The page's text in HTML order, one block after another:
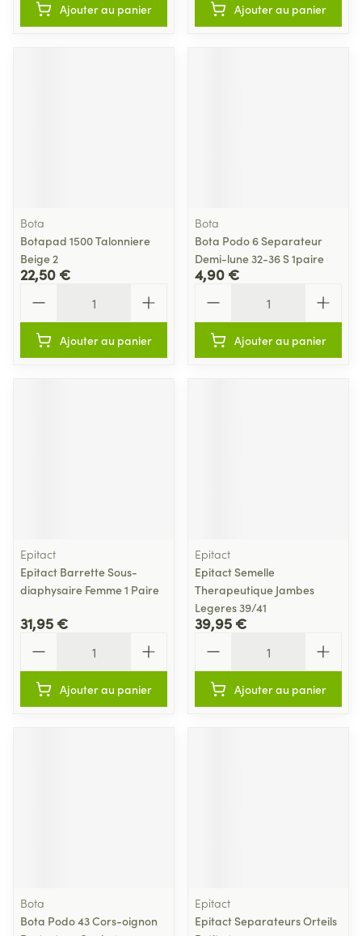
Ajouter au panier Ajouter au panier
Bota
Botapad 1500 Talonniere
Beige 2
22,50 €
Ajouter au panier
Bota
Bota Podo 6 Separateur
Demi-lune 32-36 S 1paire
4,90 €
Ajouter au panier
Epitact
Epitact Barrette Sous-
diaphysaire Femme 1 Paire
31,95 €
Ajouter au panier
Epitact
Epitact Semelle
Therapeutique Jambes
Legeres 39/41
39,95 €
Ajouter au panier
Bota
Bota Podo 43 Cors-oignon
Epitact
Epitact Separateurs Orteils